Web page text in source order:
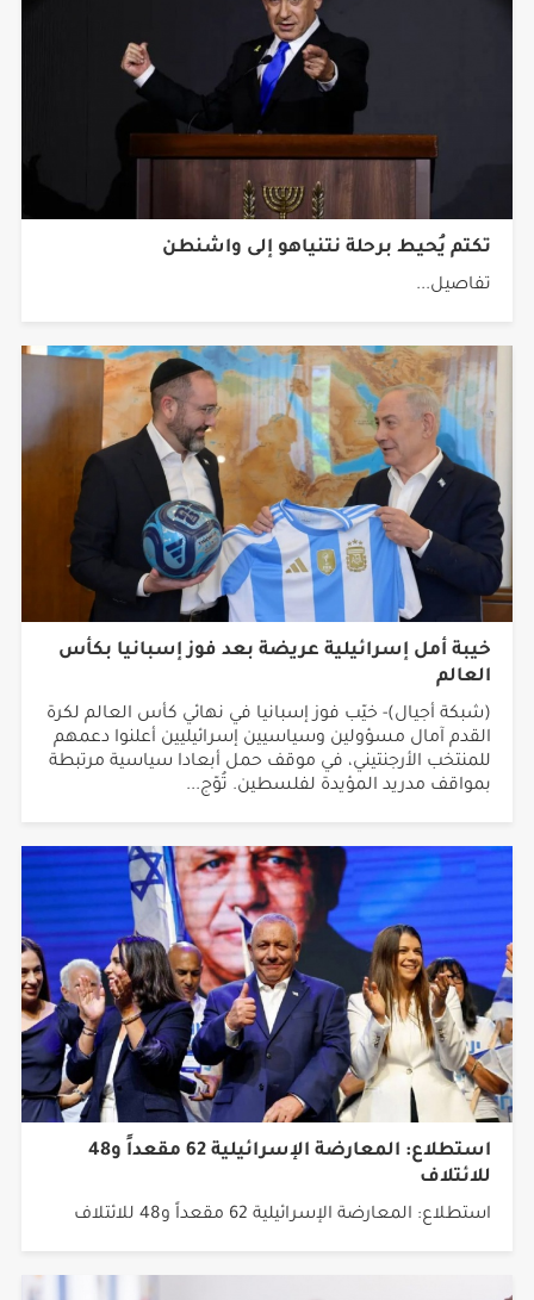
تكتم يُحيط برحلة نتنياهو إلى واشنطن
تفاصيل...
خيبة أمل إسرائيلية عريضة بعد فوز إسبانيا بكأس
العالم
(شبكة أجيال)- خيّب فوز إسبانيا في نهائي كأس العالم لكرة
القدم آمال مسؤولين وسياسيين إسرائيليين أعلنوا دعمهم
للمنتخب الأرجنتيني، في موقف حمل أبعادا سياسية مرتبطة
بمواقف مدريد المؤيدة لفلسطين. تُوّج...
استطلاع: المعارضة الإسرائيلية 62 مقعداً و48
للائتلاف
استطلاع: المعارضة الإسرائيلية 62 مقعداً و48 للائتلاف